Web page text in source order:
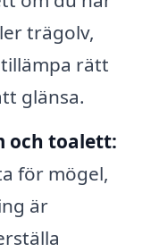
trägolv,
rätt
glänsa.
och toalett:
för mögel,
är